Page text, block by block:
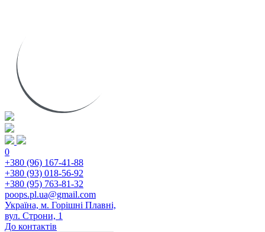
0
+380 (96) 167-41-88
+380 (93) 018-56-92
+380 (95) 763-81-32
poops.pl.ua@gmail.com
Україна, м. Горішні Плавні,
вул. Строни, 1
До контактів